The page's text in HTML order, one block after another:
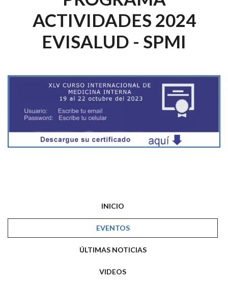
ACTIVIDADES 2024
EVISALUD - SPMI
INICIO
EVENTOS
ÚLTIMAS NOTICIAS
VIDEOS